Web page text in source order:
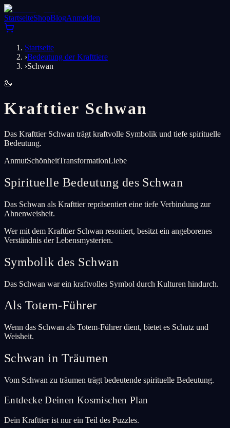
StartseiteShopBlogAnmelden
Startseite
›Bedeutung der Krafttiere
›Schwan
🦢
Krafttier Schwan
Das Krafttier Schwan trägt kraftvolle Symbolik und tiefe spirituelle
Bedeutung.
AnmutSchönheitTransformationLiebe
Spirituelle Bedeutung des Schwan
Das Schwan als Krafttier repräsentiert eine tiefe Verbindung zur
Ahnenweisheit.
Wer mit dem Krafttier Schwan resoniert, besitzt ein angeborenes
Verständnis der Lebensmysterien.
Symbolik des Schwan
Das Schwan war ein kraftvolles Symbol durch Kulturen hindurch.
Als Totem-Führer
Wenn das Schwan als Totem-Führer dient, bietet es Schutz und
Weisheit.
Schwan in Träumen
Vom Schwan zu träumen trägt bedeutende spirituelle Bedeutung.
Entdecke Deinen Kosmischen Plan
Dein Krafttier ist nur ein Teil des Puzzles.